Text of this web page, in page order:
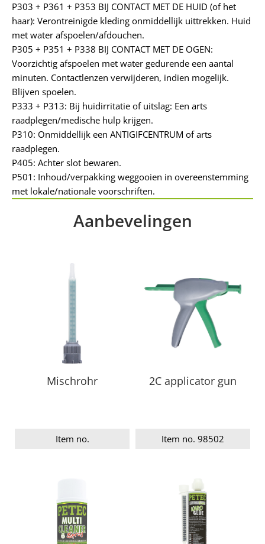
P303 + P361 + P353 BIJ CONTACT MET DE HUID (of het
haar): Verontreinigde kleding onmiddellijk uittrekken. Huid
met water afspoelen/afdouchen.
P305 + P351 + P338 BIJ CONTACT MET DE OGEN:
Voorzichtig afspoelen met water gedurende een aantal
minuten. Contactlenzen verwijderen, indien mogelijk.
Blijven spoelen.
P333 + P313: Bij huidirritatie of uitslag: Een arts
raadplegen/medische hulp krijgen.
P310: Onmiddellijk een ANTIGIFCENTRUM of arts
raadplegen.
P405: Achter slot bewaren.
P501: Inhoud/verpakking weggooien in overeenstemming
met lokale/nationale voorschriften.
Aanbevelingen
Mischrohr
Item no.
2C applicator gun
Item no. 98502